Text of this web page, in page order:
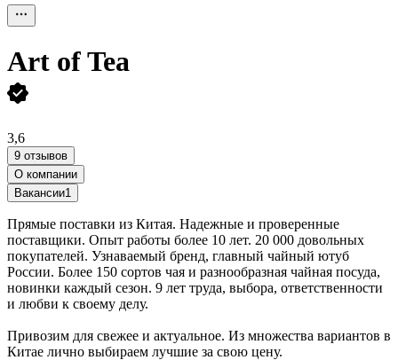
Art of Tea
3,6
9 отзывов
О компании
Вакансии1
Прямые поставки из Китая. Надежные и проверенные
поставщики. Опыт работы более 10 лет. 20 000 довольных
покупателей. Узнаваемый бренд, главный чайный ютуб
России. Более 150 сортов чая и разнообразная чайная посуда,
новинки каждый сезон. 9 лет труда, выбора, ответственности
и любви к своему делу.
Привозим для свежее и актуальное. Из множества вариантов в
Китае лично выбираем лучшие за свою цену.